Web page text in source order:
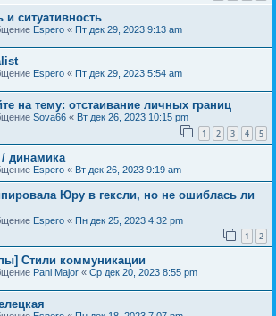
и ситуативность
Espero « Пт дек 29, 2023 9:13 am
Espero « Пт дек 29, 2023 5:54 am
на тему: отстаивание личных границ
Sova66 « Вт дек 26, 2023 10:15 pm
1 2 3 4 5
динамика
Espero « Вт дек 26, 2023 9:19 am
Юру в гексли, но не ошиблась ли
Espero « Пн дек 25, 2023 4:32 pm
1 2
Стили коммуникации
Pani Major « Ср дек 20, 2023 8:55 pm